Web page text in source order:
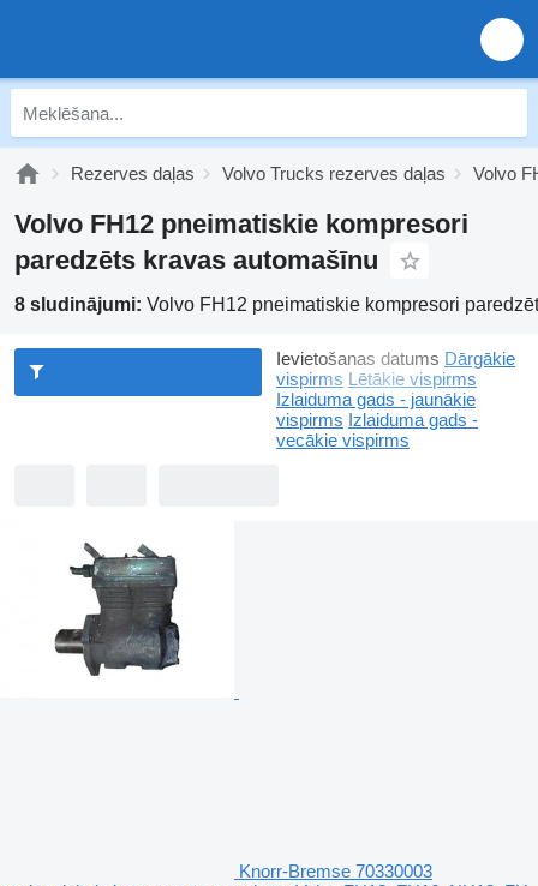
Rezerves daļas Volvo Trucks rezerves daļas Volvo
Volvo FH12 pneimatiskie kompresori
paredzēts kravas automašīnu
8 sludinājumi: Volvo FH12 pneimatiskie kompresori
Ievietošanas datums Dārgākie
vispirms Lētākie vispirms
Izlaiduma gads - jaunākie
vispirms Izlaiduma gads -
vecākie vispirms
Knorr-Bremse 70330003